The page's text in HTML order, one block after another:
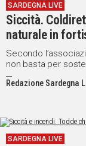
SARDEGNA LIVE
Siccità.
naturale in
Secondo
non basta per
Redazione Sardegna
SARDEGNA LIVE